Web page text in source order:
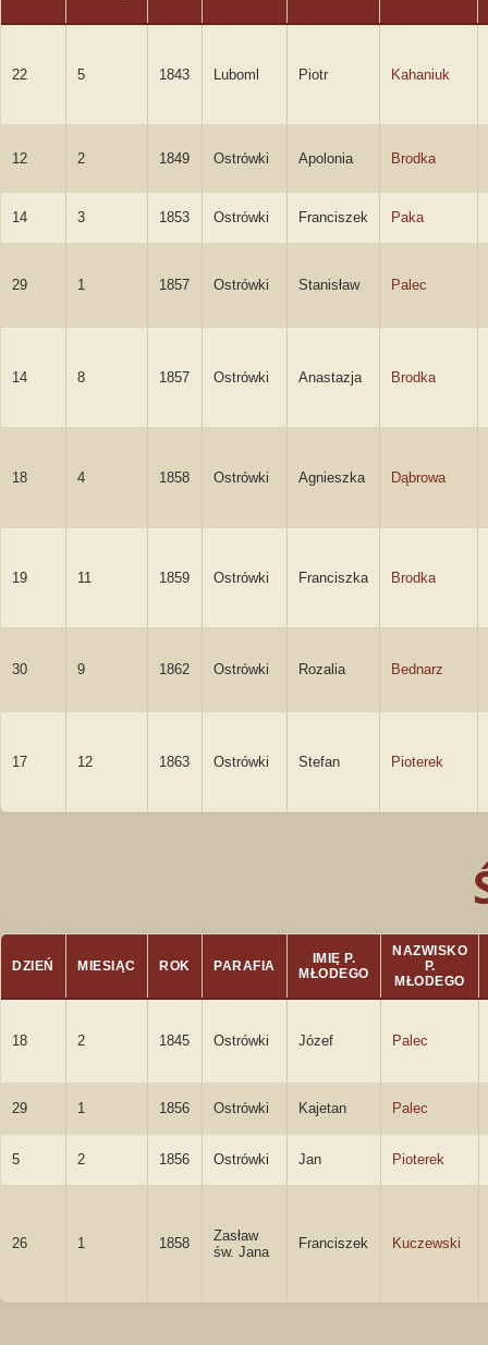
22 5 1843 Luboml Piotr Kahaniuk
12 2 1849 Ostrówki Apolonia Brodka
14 3 1853 Ostrówki Franciszek Paka
29 1 1857 Ostrówki Stanisław Palec
14 8 1857 Ostrówki Anastazja Brodka
18 4 1858 Ostrówki Agnieszka Dąbrowa
19 11 1859 Ostrówki Franciszka Brodka
30 9 1862 Ostrówki Rozalia Bednarz
17 12 1863 Ostrówki Stefan Pioterek
DZIEŃ MIESIĄC ROK PARAFIA
IMIĘ P.
MŁODEGO
NAZWISKO
P.
MŁODEGO
18 2 1845 Ostrówki Józef Palec
29 1 1856 Ostrówki Kajetan Palec
5 2 1856 Ostrówki Jan Pioterek
26 1 1858
Zasław
św. Jana
Franciszek Kuczewski